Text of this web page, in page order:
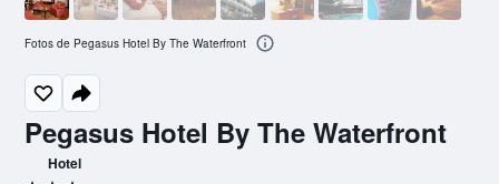
Pegasus Hotel By The Waterfront
Hotel
Fotos de Pegasus Hotel By The Waterfront